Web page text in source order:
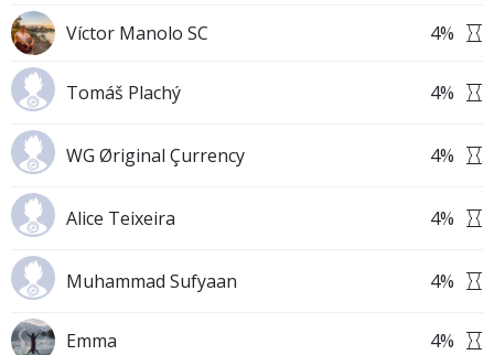
Víctor Manolo SC 4%
Tomáš Plachý 4%
WG Øriginal Çurrency 4%
Alice Teixeira 4%
Muhammad Sufyaan 4%
Emma 4%